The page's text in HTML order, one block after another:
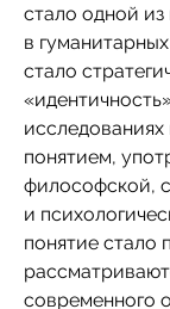
стало одной
в
стало
понятием,
философской,
и
понятие стало
современного